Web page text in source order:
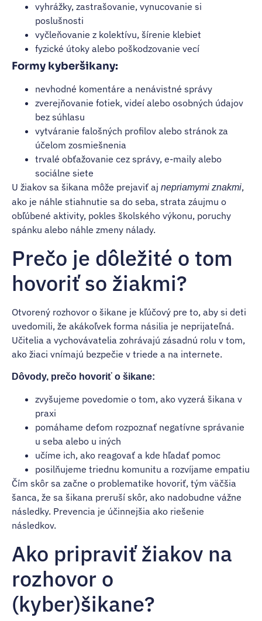
vyhrážky, zastrašovanie, vynucovanie si
poslušnosti
vyčleňovanie z kolektívu, šírenie klebiet
fyzické útoky alebo poškodzovanie vecí
Formy kyberšikany:
nevhodné komentáre a nenávistné správy
zverejňovanie fotiek, videí alebo osobných údajov
bez súhlasu
vytváranie falošných profilov alebo stránok za
účelom zosmiešnenia
trvalé obťažovanie cez správy, e-maily alebo
sociálne siete
U žiakov sa šikana môže prejaviť aj nepriamymi znakmi,
ako je náhle stiahnutie sa do seba, strata záujmu o
obľúbené aktivity, pokles školského výkonu, poruchy
spánku alebo náhle zmeny nálady.
Prečo je dôležité o tom
hovoriť so žiakmi?
Otvorený rozhovor o šikane je kľúčový pre to, aby si deti
uvedomili, že akákoľvek forma násilia je neprijateľná.
Učitelia a vychovávatelia zohrávajú zásadnú rolu v tom,
ako žiaci vnímajú bezpečie v triede a na internete.
Dôvody, prečo hovoriť o šikane:
zvyšujeme povedomie o tom, ako vyzerá šikana v
praxi
pomáhame deťom rozpoznať negatívne správanie
u seba alebo u iných
učíme ich, ako reagovať a kde hľadať pomoc
posilňujeme triednu komunitu a rozvíjame empatiu
Čím skôr sa začne o problematike hovoriť, tým väčšia
šanca, že sa šikana preruší skôr, ako nadobudne vážne
následky. Prevencia je účinnejšia ako riešenie
následkov.
Ako pripraviť žiakov na
rozhovor o
(kyber)šikane?